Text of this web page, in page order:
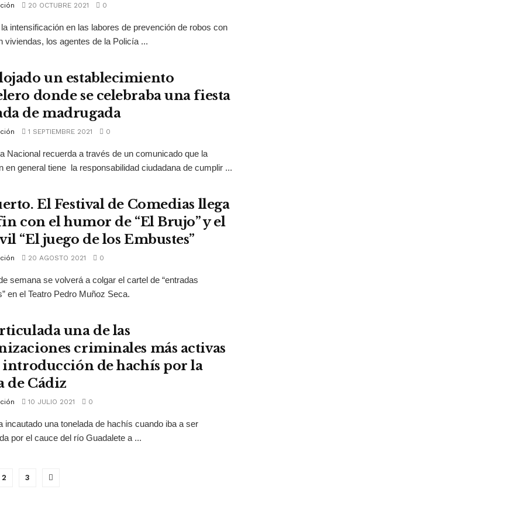
20 OCTUBRE 2021 0
intensificación en las labores de prevención de robos con
viviendas, los agentes de la Policía ...
un establecimiento
donde se celebraba una fiesta
de madrugada
1 SEPTIEMBRE 2021 0
Nacional recuerda a través de un comunicado que la
en general tiene la responsabilidad ciudadana de cumplir ...
El Festival de Comedias llega
con el humor de “El Brujo” y el
“El juego de los Embustes”
20 AGOSTO 2021 0
semana se volverá a colgar el cartel de “entradas
en el Teatro Pedro Muñoz Seca.
una de las
criminales más activas
introducción de hachís por la
de Cádiz
10 JULIO 2021 0
incautado una tonelada de hachís cuando iba a ser
por el cauce del río Guadalete a ...
2 3